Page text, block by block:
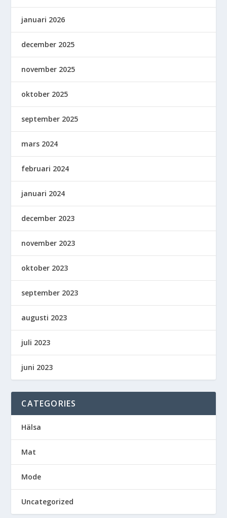
januari 2026
december 2025
november 2025
oktober 2025
september 2025
mars 2024
februari 2024
januari 2024
december 2023
november 2023
oktober 2023
september 2023
augusti 2023
juli 2023
juni 2023
CATEGORIES
Hälsa
Mat
Mode
Uncategorized